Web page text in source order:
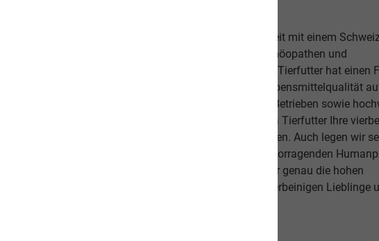
Unsere hochwertige Tiernahrung ist in Zusammenarbeit mit einem
bestehend aus einer Tierärztin, Tierheilpraktikern, Homöopathen und
Ernährungsfachleuten entwickelt worden. Das leckere Tierfutter hat einen
Fischanteil von ca. 70% im Durchschnitt und weist Lebensmittelqualität
Schlachtabfälle). Höchste Qualität aus kontrollierten Betrieben sowie
Beilagen sind der Garant, dass Sie mit unserem naVita Tierfutter Ihre
Lieblinge ausgewogen und abwechslungsreich ernähren. Auch legen wir
darauf, dass es Ihnen persönlich gut geht. Unsere hervorragenden
beweisen dies. Als Schweizer Unternehmen kennen wir genau die hohen
Qualitätsansprüche unserer Kunden sowie unseren vierbeinigen Lieblinge